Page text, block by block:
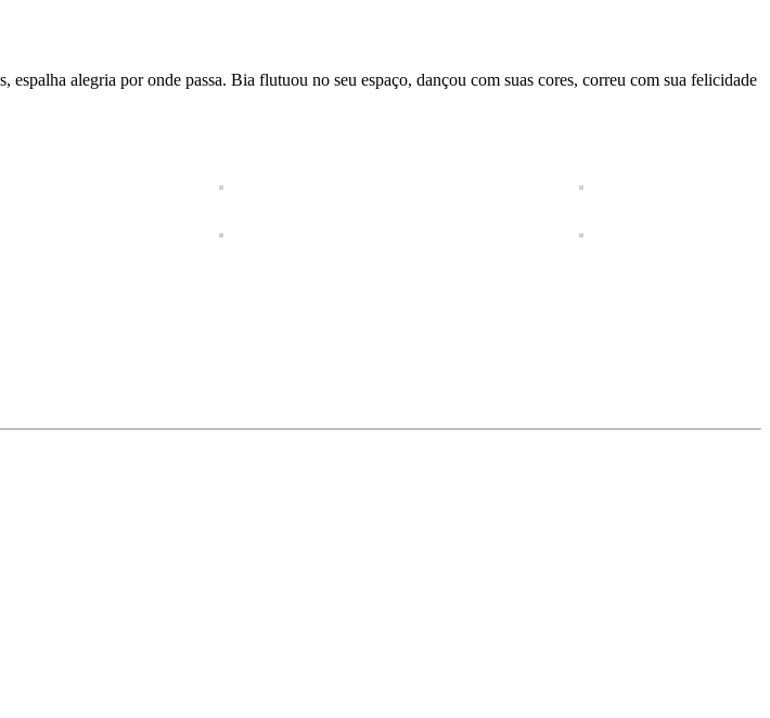
alegria por onde passa. Bia flutuou no seu espaço, dançou com suas cores, correu com sua felicidade